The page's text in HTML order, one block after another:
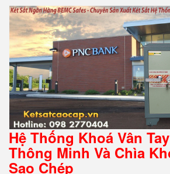
Hệ Thống Khoá Vân
Thông Minh Và Chìa
Sao Chép